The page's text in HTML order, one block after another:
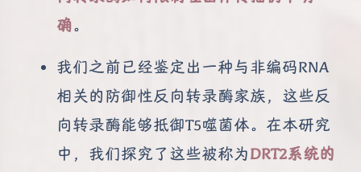
确。
我们之前已经鉴定出一种与非编码RNA
相关的防御性反向转录酶家族，这些反
向转录酶能够抵御T5噬菌体。在本研究
中，我们探究了这些被称为DRT2系统的